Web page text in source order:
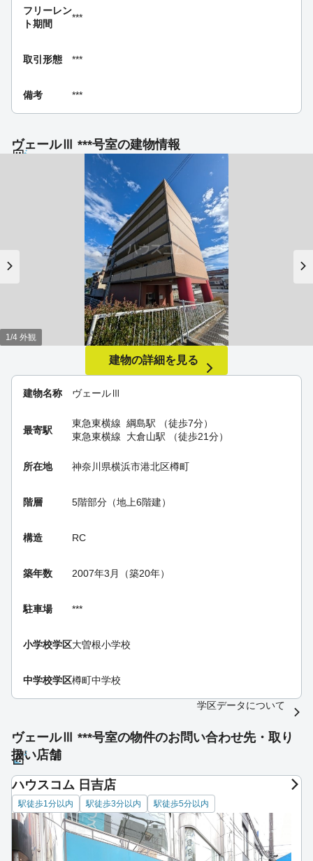
フリーレン
ト期間
***
取引形態 ***
備考 ***
ヴェールⅢ ***号室の建物情報
建物名称 ヴェールⅢ
最寄駅
東急東横線 綱島駅 （徒歩7分）
東急東横線
大倉山駅 （徒歩21分）
所在地 神奈川県横浜市港北区樽町
階層 5階部分（地上6階建）
構造 RC
築年数 2007年3月（築20年）
駐車場 ***
小学校学区大曽根小学校
中学校学区樽町中学校
1/4 外観
建物の詳細を見る
学区データについて
ヴェールⅢ ***号室の物件のお問い合わせ先・取り
扱い店舗
ハウスコム 日吉店
駅徒歩1分以内 駅徒歩3分以内 駅徒歩5分以内